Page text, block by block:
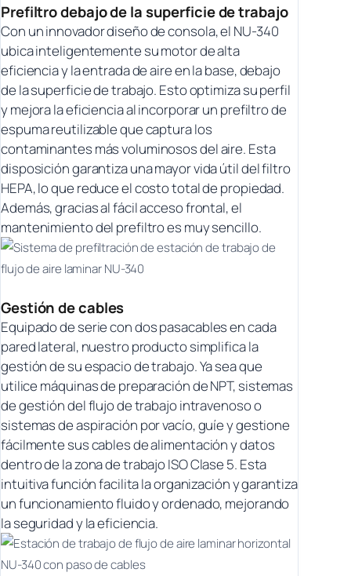
Prefiltro debajo de la superficie de trabajo
Con un innovador diseño de consola, el NU-340
ubica inteligentemente su motor de alta
eficiencia y la entrada de aire en la base, debajo
de la superficie de trabajo. Esto optimiza su perfil
y mejora la eficiencia al incorporar un prefiltro de
espuma reutilizable que captura los
contaminantes más voluminosos del aire. Esta
disposición garantiza una mayor vida útil del filtro
HEPA, lo que reduce el costo total de propiedad.
Además, gracias al fácil acceso frontal, el
mantenimiento del prefiltro es muy sencillo.
Gestión de cables
Equipado de serie con dos pasacables en cada
pared lateral, nuestro producto simplifica la
gestión de su espacio de trabajo. Ya sea que
utilice máquinas de preparación de NPT, sistemas
de gestión del flujo de trabajo intravenoso o
sistemas de aspiración por vacío, guíe y gestione
fácilmente sus cables de alimentación y datos
dentro de la zona de trabajo ISO Clase 5. Esta
intuitiva función facilita la organización y garantiza
un funcionamiento fluido y ordenado, mejorando
la seguridad y la eficiencia.